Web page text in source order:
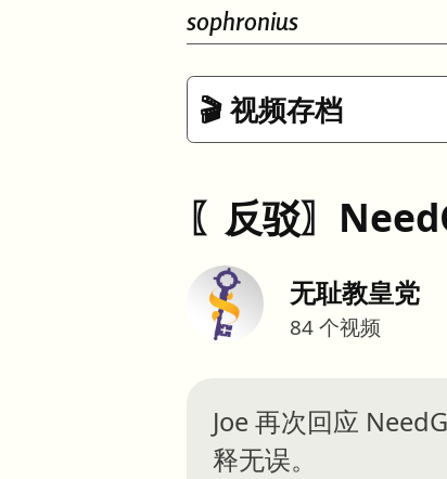
sophronius
🎬 视频存档
〖反驳〗
无耻教皇党
84个视频
Joe 再次回应
释无误。